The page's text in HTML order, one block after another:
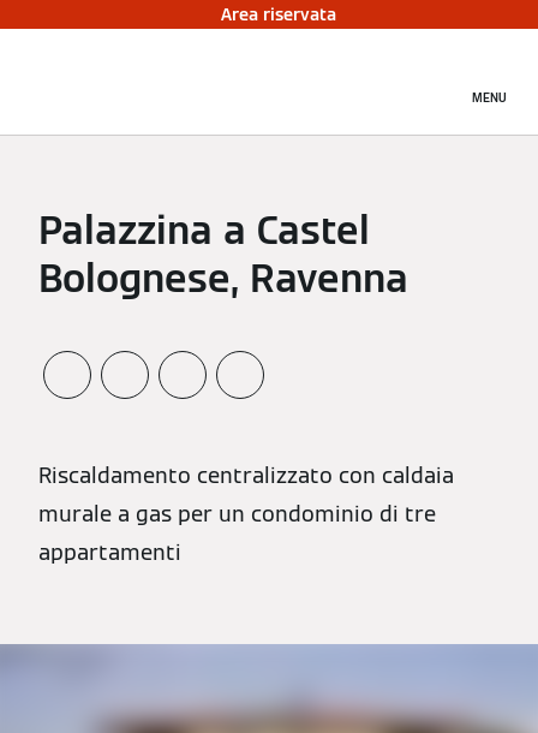
Area riservata
MENU
Palazzina a Castel
Bolognese, Ravenna
Riscaldamento centralizzato con caldaia
murale a gas per un condominio di tre
appartamenti